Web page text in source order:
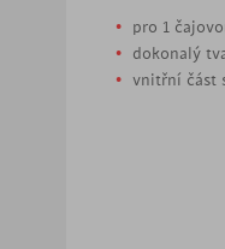
pro 1
dokonalý
vnitřní část